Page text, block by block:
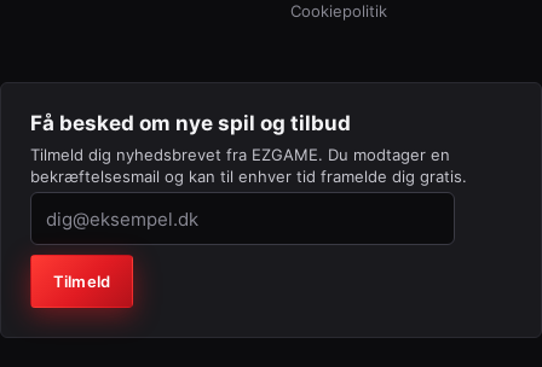
Cookiepolitik
Få besked om nye spil og tilbud
Tilmeld dig nyhedsbrevet fra EZGAME. Du modtager en
bekræftelsesmail og kan til enhver tid framelde dig gratis.
Virksomhed (lad feltet stå tomt)
Tilmeld